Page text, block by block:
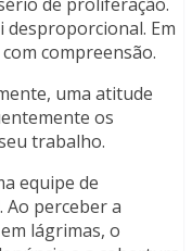
Em
compreensão.
uma atitude
os
trabalho.
equipe de
Ao perceber a
lágrimas, o